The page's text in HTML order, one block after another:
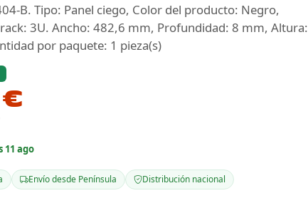
B. Tipo: Panel ciego, Color del producto: Negro,
3U. Ancho: 482,6 mm, Profundidad: 8 mm, Altura:
por paquete: 1 pieza(s)
11 ago
Envío desde Península Distribución nacional